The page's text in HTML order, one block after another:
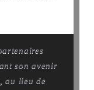
son avenir
au lieu de